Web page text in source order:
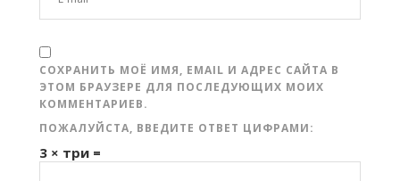
СОХРАНИТЬ МОЁ ИМЯ, EMAIL И АДРЕС САЙТА В
ЭТОМ БРАУЗЕРЕ ДЛЯ ПОСЛЕДУЮЩИХ МОИХ
КОММЕНТАРИЕВ.
ПОЖАЛУЙСТА, ВВЕДИТЕ ОТВЕТ ЦИФРАМИ:
3 × три =